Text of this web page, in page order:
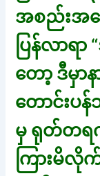
အစည်းအဝ
ပြန်လာရာ
တော့ ဒီမှ
တောင်းပ
မှ ရုတ်တ
ကြားမိ